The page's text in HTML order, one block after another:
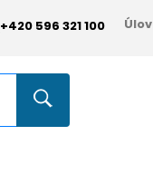
+420 596 321 100